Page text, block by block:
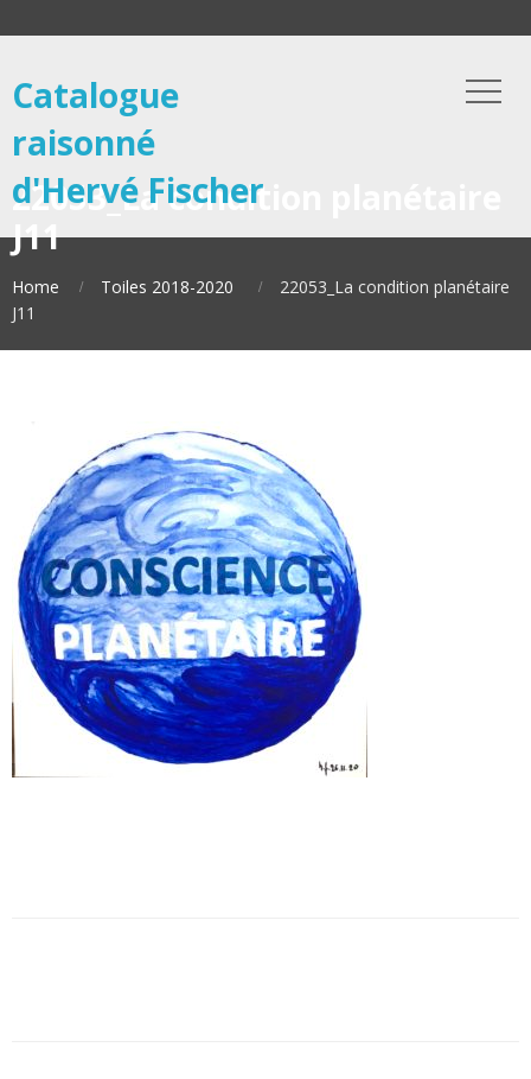
Catalogue
raisonné
d'Hervé Fischer
22053_La condition planétaire
J11
Home Toiles 2018-2020
22053_La condition planétaire
J11